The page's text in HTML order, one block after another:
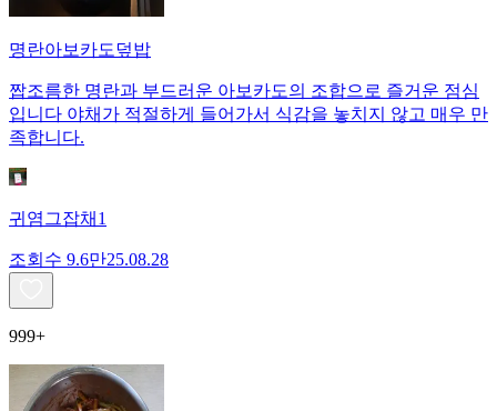
명란아보카도덮밥
짭조름한 명란과 부드러운 아보카도의 조합으로 즐거운 점심
입니다 야채가 적절하게 들어가서 식감을 놓치지 않고 매우 만
족합니다.
귀염그잡채1
조회수 9.6만25.08.28
999+